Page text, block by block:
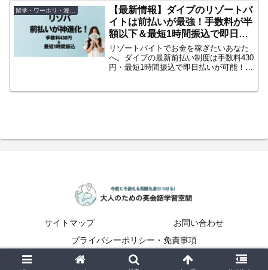
【最新情報】ダイブのリゾートバ
イトは前払いが最強！手数料が半
額以下＆最短1時間振込で即日払
いも安心
リゾートバイトでお金を稼ぎたいあなた
へ。ダイブの最新前払い制度は手数料430
円・最短1時間振込で即日払いが可能！リ
サイトマップ
お問い合わせ
プライバシーポリシー・免責事項
© 2023-2026 大人のための英会話学習空間.